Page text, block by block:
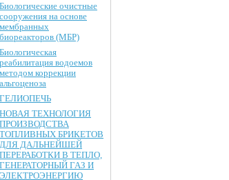
Биологические очистные
сооружения на основе
мембранных
биореакторов (МБР)
Биологическая
реабилитация водоемов
методом коррекции
альгоценоза
ГЕЛИОПЕЧЬ
НОВАЯ ТЕХНОЛОГИЯ
ПРОИЗВОДСТВА
ТОПЛИВНЫХ БРИКЕТОВ
ДЛЯ ДАЛЬНЕЙШЕЙ
ПЕРЕРАБОТКИ В ТЕПЛО,
ГЕНЕРАТОРНЫЙ ГАЗ И
ЭЛЕКТРОЭНЕРГИЮ